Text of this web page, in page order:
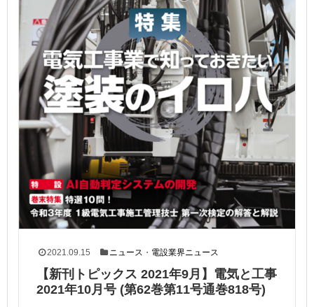
2021.09.15 ニュース ・ 電設業界ニュース
【新刊トピックス 2021年9月】電気と工事
2021年10月号 (第62巻第11号通巻818号)